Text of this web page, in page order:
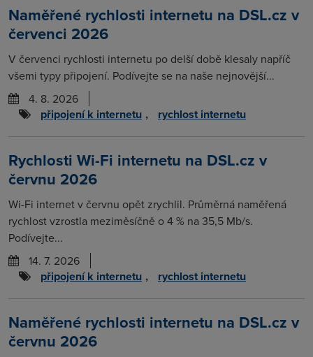
Naměřené rychlosti internetu na DSL.cz v
červenci 2026
V červenci rychlosti internetu po delší době klesaly napříč
všemi typy připojení. Podívejte se na naše nejnovější...
4. 8. 2026
připojení k internetu , rychlost internetu
Rychlosti Wi-Fi internetu na DSL.cz v
červnu 2026
Wi-Fi internet v červnu opět zrychlil. Průměrná naměřená
rychlost vzrostla meziměsíčně o 4 % na 35,5 Mb/s.
Podívejte...
14. 7. 2026
připojení k internetu , rychlost internetu
Naměřené rychlosti internetu na DSL.cz v
červnu 2026